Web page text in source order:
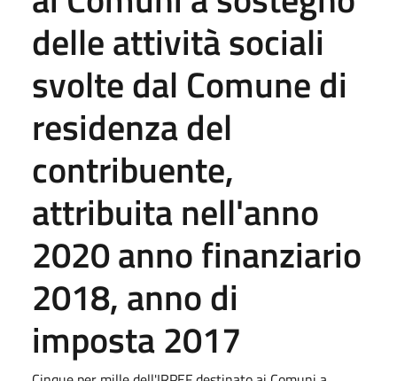
delle attività sociali
svolte dal Comune di
residenza del
contribuente,
attribuita nell'anno
2020 anno finanziario
2018, anno di
imposta 2017